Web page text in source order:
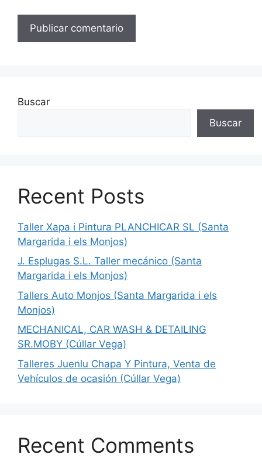
Buscar
Buscar
Recent Posts
Taller Xapa i Pintura PLANCHICAR SL (Santa
Margarida i els Monjos)
J. Esplugas S.L. Taller mecánico (Santa
Margarida i els Monjos)
Tallers Auto Monjos (Santa Margarida i els
Monjos)
MECHANICAL, CAR WASH & DETAILING
SR.MOBY (Cúllar Vega)
Talleres Juenlu Chapa Y Pintura, Venta de
Vehículos de ocasión (Cúllar Vega)
Recent Comments